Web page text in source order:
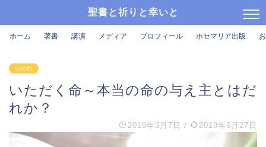
聖書と祈りと幸いと
ホーム 著書 講演 メディア プロフィール ホセマリア出版
心の灯
いただく命～本当の命の与え主とはだ
れか？
2019年3月7日 / 2019年6月27日